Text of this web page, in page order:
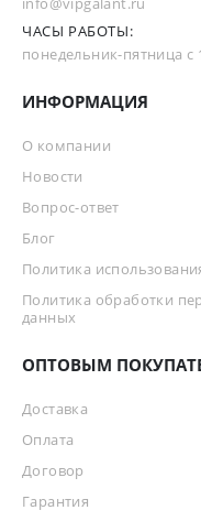
ЧАСЫ РАБОТЫ:
понедельник-пятница с
ИНФОРМАЦИЯ
О компании
Новости
Вопрос-ответ
Блог
Политика
Политика обработки
данных
ОПТОВЫМ
Доставка
Оплата
Договор
Гарантия